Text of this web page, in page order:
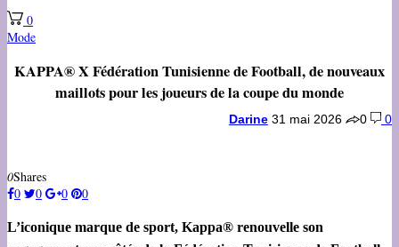
0
Mode
KAPPA® X Fédération Tunisienne de Football, de nouveaux
maillots pour les joueurs de la coupe du monde
Darine 31 mai 2026 0 0
0Shares
0
0 0 0
L’iconique marque de sport, Kappa® renouvelle son